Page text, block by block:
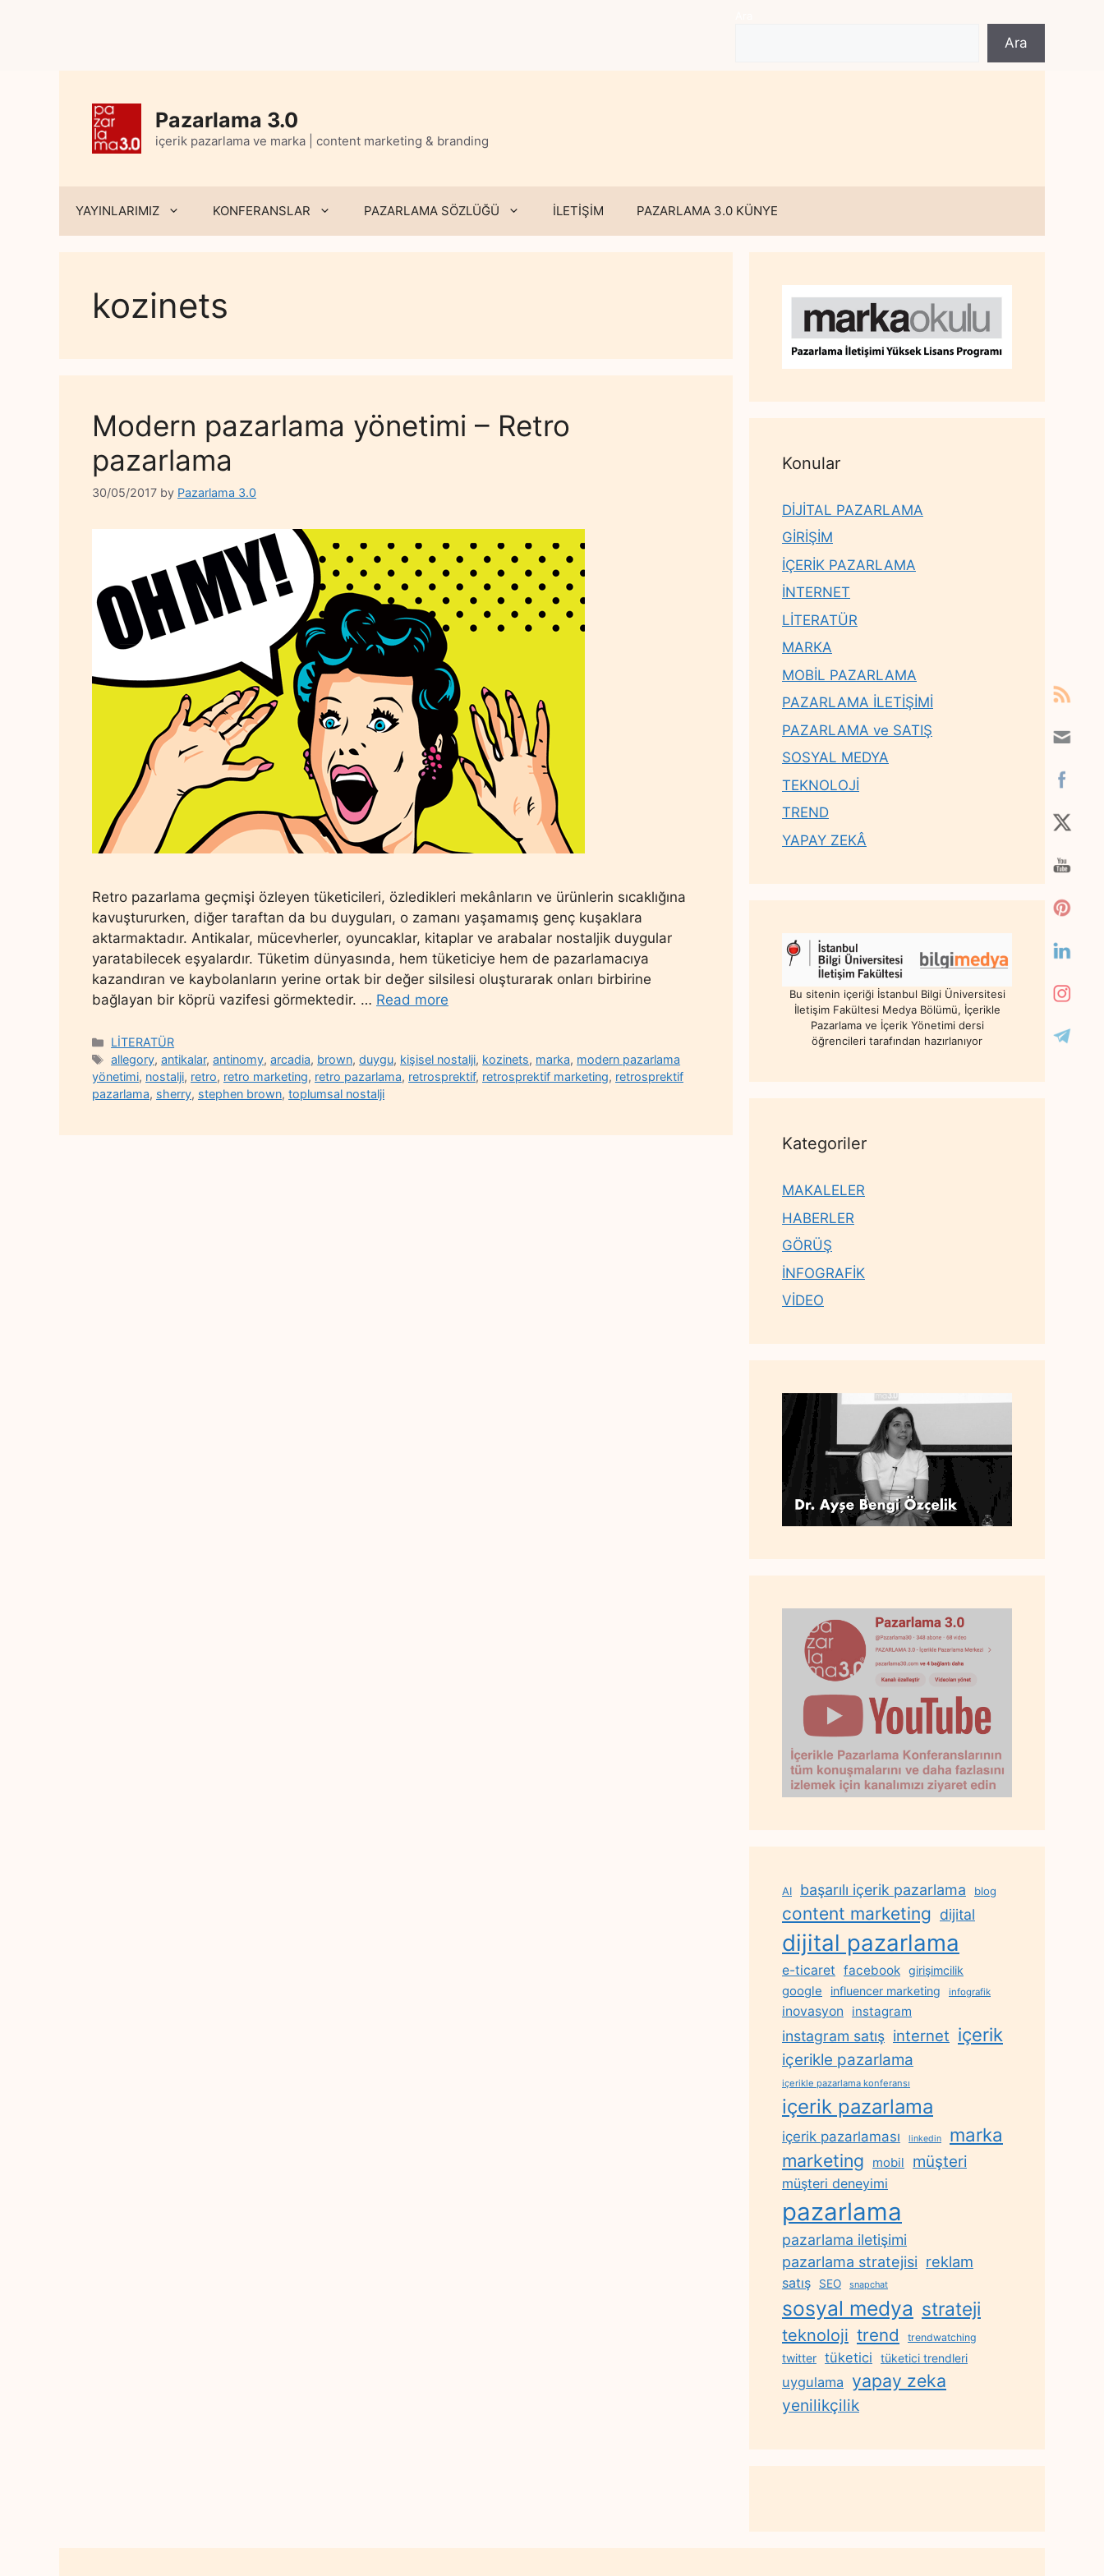
Ara
Pazarlama 3.0
içerik pazarlama ve marka | content marketing & branding
YAYINLARIMIZ KONFERANSLAR PAZARLAMA SÖZLÜĞÜ İLETİŞİM PAZARLAMA 3.0 KÜNYE
kozinets
Modern pazarlama yönetimi – Retro
pazarlama
30/05/2017 by Pazarlama 3.0
Retro pazarlama geçmişi özleyen tüketicileri, özledikleri mekânların ve ürünlerin sıcaklığına
kavuştururken, diğer taraftan da bu duyguları, o zamanı yaşamamış genç kuşaklara
aktarmaktadır. Antikalar, mücevherler, oyuncaklar, kitaplar ve arabalar nostaljik duygular
yaratabilecek eşyalardır. Tüketim dünyasında, hem tüketiciye hem de pazarlamacıya
kazandıran ve kaybolanların yerine ortak bir değer silsilesi oluşturarak onları birbirine
bağlayan bir köprü vazifesi görmektedir. … Read more
Categories
LİTERATÜR
Tags
allegory,antikalar,antinomy,arcadia, brown,duygu, kişisel nostalji, kozinets, marka, modern pazarlama
yönetimi, nostalji, retro, retro marketing, retro pazarlama, retrosprektif, retrosprektif marketing, retrosprektif
pazarlama, sherry, stephen brown, toplumsal nostalji
Konular
DİJİTAL PAZARLAMA
GİRİŞİM
İÇERİK PAZARLAMA
İNTERNET
LİTERATÜR
MARKA
MOBİL PAZARLAMA
PAZARLAMA İLETİŞİMİ
PAZARLAMA ve SATIŞ
SOSYAL MEDYA
TEKNOLOJİ
TREND
YAPAY ZEKÂ
Bu sitenin içeriği İstanbul Bilgi Üniversitesi
İletişim Fakültesi Medya Bölümü, İçerikle
Pazarlama ve İçerik Yönetimi dersi
öğrencileri tarafından hazırlanıyor
Kategoriler
MAKALELER
HABERLER
GÖRÜŞ
İNFOGRAFİK
VİDEO
AI başarılı içerik pazarlama blog
content marketing dijital
dijital pazarlama
e-ticaret facebook girişimcilik
google influencer marketing infografik
inovasyon instagram
instagram satış internet içerik
içerikle pazarlama
içerikle pazarlama konferansı
içerik pazarlama
içerik pazarlaması linkedin marka
marketing mobil müşteri
müşteri deneyimi
pazarlama
pazarlama iletişimi
pazarlama stratejisi reklam
satış SEO snapchat
sosyal medya strateji
teknoloji trend trendwatching
twitter tüketici tüketici trendleri
uygulama yapay zeka
yenilikçilik